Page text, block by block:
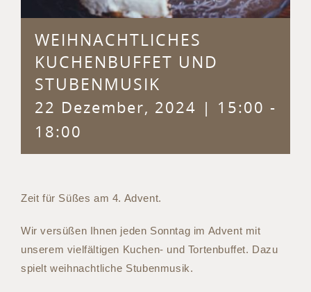
WEIHNACHTLICHES
KUCHENBUFFET UND
STUBENMUSIK
22 Dezember, 2024 | 15:00 -
18:00
Zeit für Süßes am 4. Advent.
Wir versüßen Ihnen jeden Sonntag im Advent mit
unserem vielfältigen Kuchen- und Tortenbuffet. Dazu
spielt weihnachtliche Stubenmusik.